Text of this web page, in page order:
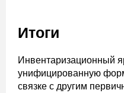
Итоги
Инвентаризационный
унифицированную
связке с другим